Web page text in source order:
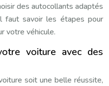
des autocollants adaptés
faut savoir les étapes pour
votre véhicule.
voiture avec des
soit une belle réussite,